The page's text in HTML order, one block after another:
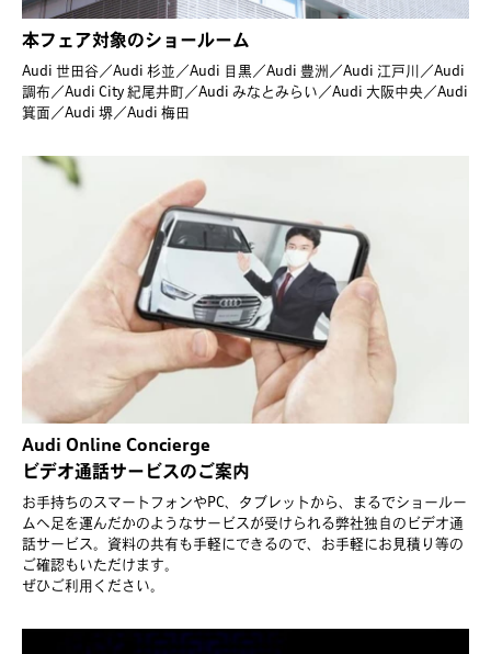
本フェア対象のショールーム
Audi 世田谷／Audi 杉並／Audi 目黒／Audi 豊洲／Audi 江戸川／Audi
調布／Audi City 紀尾井町／Audi みなとみらい／Audi 大阪中央／Audi
箕面／Audi 堺／Audi 梅田
Audi Online Concierge
ビデオ通話サービスのご案内
お手持ちのスマートフォンやPC、タブレットから、まるでショールー
ムへ足を運んだかのようなサービスが受けられる弊社独自のビデオ通
話サービス。資料の共有も手軽にできるので、お手軽にお見積り等の
ご確認もいただけます。
ぜひご利用ください。